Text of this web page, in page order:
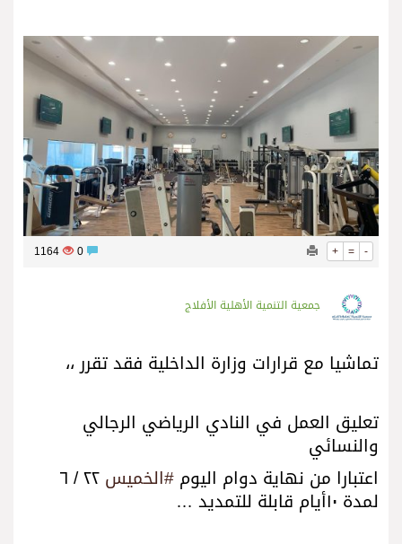
+ = -
1164
جمعية التنمية الأهلية الأفلاج
تماشيا مع قرارات وزارة الداخلية فقد تقرر ،،
تعليق العمل في النادي الرياضي الرجالي
والنسائي
اعتبارا من نهاية دوام اليوم #الخميس ٢٢ / ٦
لمدة ١٠أيام قابلة للتمديد …